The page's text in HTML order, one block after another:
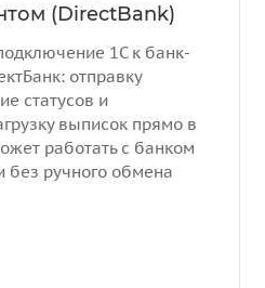
(DirectBank)
1С к банк-
отправку
статусов и
выписок прямо в
работать с банком
без ручного обмена